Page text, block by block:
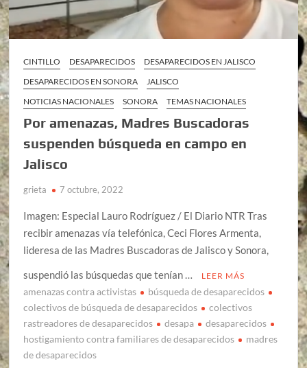
CINTILLO DESAPARECIDOS
DESAPARECIDOS EN JALISCO
DESAPARECIDOS EN SONORA
JALISCO
NOTICIAS NACIONALES
SONORA TEMAS NACIONALES
Por amenazas, Madres Buscadoras
suspenden búsqueda en campo en
Jalisco
grieta 7 octubre, 2022
Imagen: Especial Lauro Rodríguez / El Diario NTR Tras
recibir amenazas vía telefónica, Ceci Flores Armenta,
lideresa de las Madres Buscadoras de Jalisco y Sonora,
suspendió las búsquedas que tenían …
LEER MÁS
amenazas contra activistas
búsqueda de desaparecidos
colectivos de búsqueda de desaparecidos
colectivos
rastreadores de desaparecidos
desapa
desaparecidos
hostigamiento contra familiares de desaparecidos
madres
de desaparecidos